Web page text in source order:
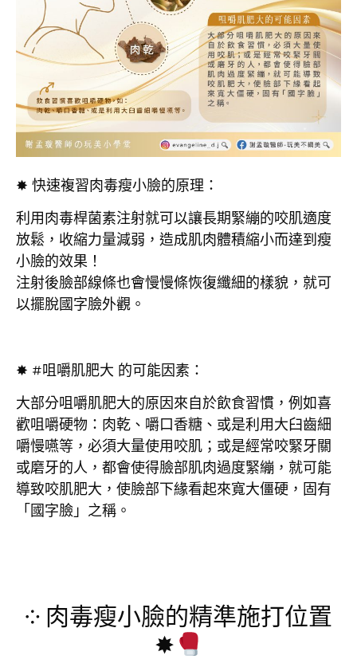
✸ 快速複習肉毒瘦小臉的原理：
利用肉毒桿菌素注射就可以讓長期緊繃的咬肌適度
放鬆，收縮力量減弱，造成肌肉體積縮小而達到瘦
小臉的效果！
注射後臉部線條也會慢慢條恢復纖細的樣貌，就可
以擺脫國字臉外觀。
✸ #咀嚼肌肥大 的可能因素：
大部分咀嚼肌肥大的原因來自於飲食習慣，例如喜
歡咀嚼硬物：肉乾、嚼口香糖、或是利用大臼齒細
嚼慢嚥等，必須大量使用咬肌；或是經常咬緊牙關
或磨牙的人，都會使得臉部肌肉過度緊繃，就可能
導致咬肌肥大，使臉部下緣看起來寬大僵硬，固有
「國字臉」之稱。
༶ 肉毒瘦小臉的精準施打位置
✸